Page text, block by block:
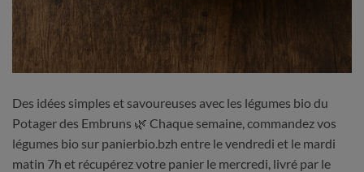
Des idées simples et savoureuses avec les légumes bio du
Potager des Embruns 🌿 Chaque semaine, commandez vos
légumes bio sur panierbio.bzh entre le vendredi et le mardi
matin 7h et récupérez votre panier le mercredi, livré par le